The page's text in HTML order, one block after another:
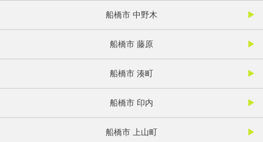
船橋市 中野木
船橋市 藤原
船橋市 湊町
船橋市 印内
船橋市 上山町